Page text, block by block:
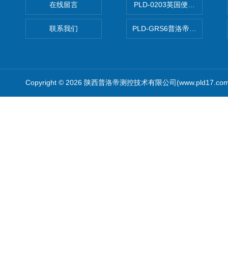
在线留言
联系我们
PLD-0203英国便携式油品颗
PLD-GRS6普洛帝全自动微量
Copyright © 2026 陕西普洛帝测控技术有限公司